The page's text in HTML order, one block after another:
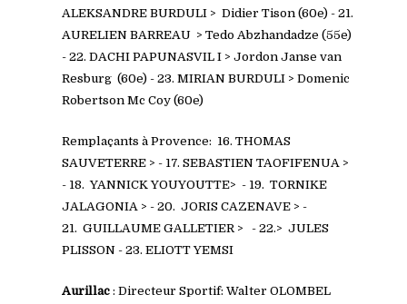
ALEKSANDRE BURDULI > Didier Tison (60e) - 21.
AURELIEN BARREAU > Tedo Abzhandadze (55e)
- 22. DACHI PAPUNASVIL I > Jordon Janse van
Resburg (60e) - 23. MIRIAN BURDULI > Domenic
Robertson Mc Coy (60e)
Remplaçants à Provence: 16. THOMAS
SAUVETERRE > - 17. SEBASTIEN TAOFIFENUA >
- 18. YANNICK YOUYOUTTE> - 19. TORNIKE
JALAGONIA > - 20. JORIS CAZENAVE > -
21. GUILLAUME GALLETIER > - 22.> JULES
PLISSON - 23. ELIOTT YEMSI
Aurillac : Directeur Sportif: Walter OLOMBEL